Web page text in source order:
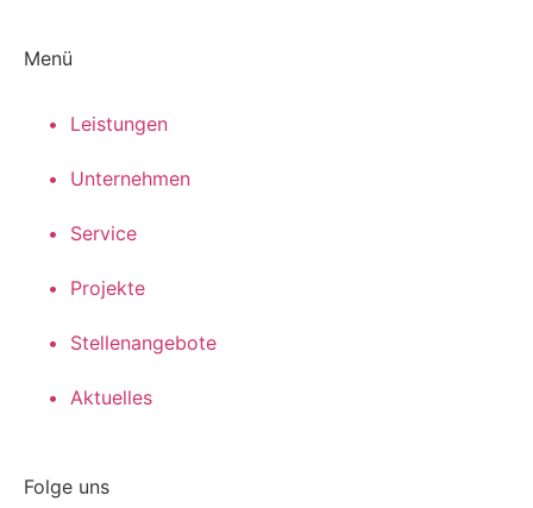
Menü
•‏‏‎ ‎‏‏‎ ‎Leis­tun­gen
•‏‏‎ ‎ Unternehmen
•‏‏‎ ‎ Service
• ‏‏‎ ‎Pro­jek­te
• ‏‏‎ ‎Stel­len­an­ge­bo­te
•‏‏‎ ‎ Aktuelles
Folge uns